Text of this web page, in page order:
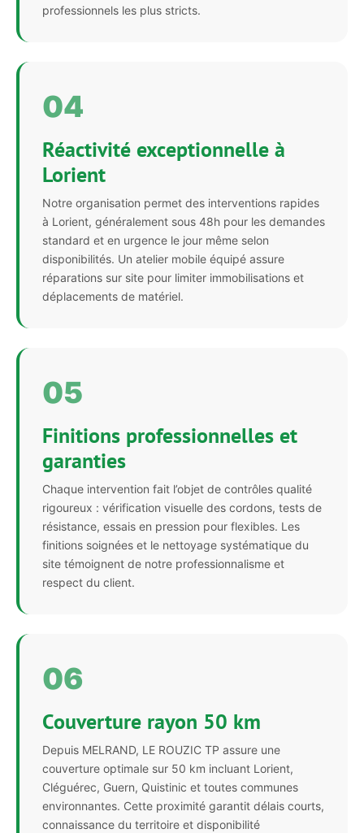
professionnels les plus stricts.
04
Réactivité exceptionnelle à
Lorient
Notre organisation permet des interventions rapides
à Lorient, généralement sous 48h pour les demandes
standard et en urgence le jour même selon
disponibilités. Un atelier mobile équipé assure
réparations sur site pour limiter immobilisations et
déplacements de matériel.
05
Finitions professionnelles et
garanties
Chaque intervention fait l’objet de contrôles qualité
rigoureux : vérification visuelle des cordons, tests de
résistance, essais en pression pour flexibles. Les
finitions soignées et le nettoyage systématique du
site témoignent de notre professionnalisme et
respect du client.
06
Couverture rayon 50 km
Depuis MELRAND, LE ROUZIC TP assure une
couverture optimale sur 50 km incluant Lorient,
Cléguérec, Guern, Quistinic et toutes communes
environnantes. Cette proximité garantit délais courts,
connaissance du territoire et disponibilité